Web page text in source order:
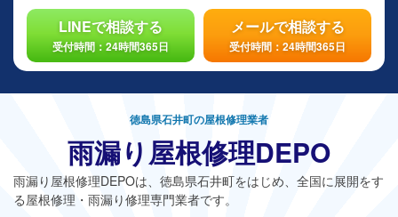
LINEで相談する
受付時間：24時間365日
メールで相談する
受付時間：24時間365日
徳島県石井町の屋根修理業者
雨漏り屋根修理DEPO
雨漏り屋根修理DEPOは、徳島県石井町をはじめ、全国に展開をす
る屋根修理・雨漏り修理専門業者です。